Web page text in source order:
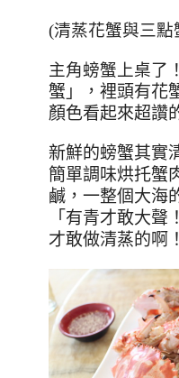
(清蒸花蟹與三點
主角螃蟹上桌了
蟹」，裡頭有花
顏色看起來超讚
新鮮的螃蟹其實
簡單調味烘托蟹
鹹，一整個大海
「有青才敢大聲
才敢做清蒸的啊！